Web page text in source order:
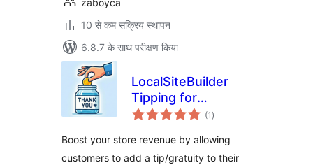
zaboyca
10 से कम सक्रिय स्थापन
6.8.7 के साथ परीक्षण किया
LocalSiteBuilder
Tipping for
WooCommerce
(1 कुल
दर)
Boost your store revenue by allowing
customers to add a tip/gratuity to their